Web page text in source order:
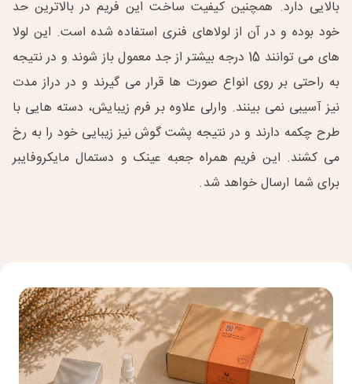
بالایی دارد. همچنین کیفیت ساخت این فریم در بالاترین حد
خود بوده و در آن از لولاهای فنری استفاده شده است. این لولا
های می توانند 15 درجه بیشتر از جد معمول باز شوند و در نتیجه
به راحتی بر روی انواع صورت ها قرار می گیرند و در دراز مدت
نیز آسیبی نمی بینند. وارلی علاوه بر فرم زیبایش، دسته هایی با
طرح چکمه دارند و در نتیجه پشت گوش نیز زیبایی خود را به رخ
می کشند. این فریم همراه جعبه عینک و دستمال مایکروفایبر
برای شما ارسال خواهد شد.